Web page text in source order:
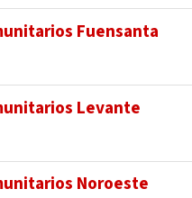
Fuensanta
Levante
Noroeste